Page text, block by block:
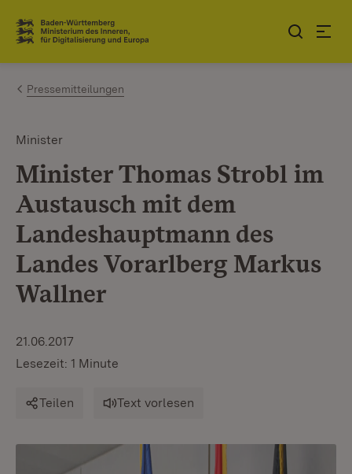
Zum Inhalt springen
Link zur Startseite
Pressemitteilungen
Minister
Minister Thomas Strobl im
Austausch mit dem
Landeshauptmann des
Landes Vorarlberg Markus
Wallner
21.06.2017
Lesezeit: 1 Minute
Teilen Text vorlesen